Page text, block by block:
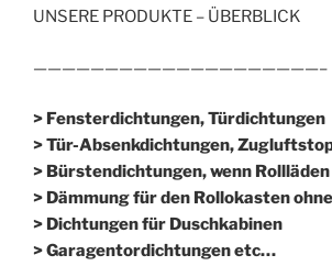
UNSERE PRODUKTE – ÜBERBLICK
————————————————————–
> Fensterdichtungen, Türdichtungen
> Tür-Absenkdichtungen,
> Bürstendichtungen, wenn
> Dämmung für den Rollokasten
> Dichtungen für Duschkabinen
> Garagentordichtungen etc…